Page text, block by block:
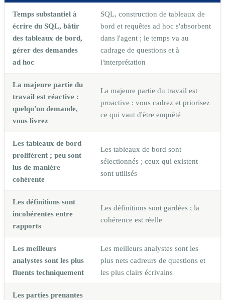
Temps substantiel à
écrire du SQL, bâtir
des tableaux de bord,
gérer des demandes
ad hoc
SQL, construction de tableaux de
bord et requêtes ad hoc s'absorbent
dans l'agent ; le temps va au
cadrage de questions et à
l'interprétation
La majeure partie du
travail est réactive :
quelqu'un demande,
vous livrez
La majeure partie du travail est
proactive : vous cadrez et priorisez
ce qui vaut d'être enquêté
Les tableaux de bord
prolifèrent ; peu sont
lus de manière
cohérente
Les tableaux de bord sont
sélectionnés ; ceux qui existent
sont utilisés
Les définitions sont
incohérentes entre
rapports
Les définitions sont gardées ; la
cohérence est réelle
Les meilleurs
analystes sont les plus
fluents techniquement
Les meilleurs analystes sont les
plus nets cadreurs de questions et
les plus clairs écrivains
Les parties prenantes